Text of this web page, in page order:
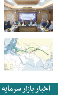
اخبار بازار سرمایه